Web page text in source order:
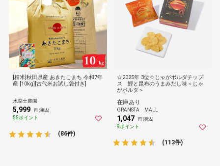
[精米]秋田県産 あきたこまち 令和7年
産 [10kg][古代米お試し袋付き]
水菜土農園
5,999 円 (税込)
55ポイント
(86件)
☆2025年 3位☆じゃがボルダチップ
ス 鰹と昆布のうまみだし味＜じゃ
がボルダ＞
在庫あり
GRANSTA MALL
1,047 円 (税込)
9ポイント
(113件)